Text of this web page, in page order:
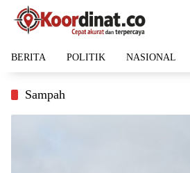
Langsung
BERITA POLITIK NASIONAL
Sampah